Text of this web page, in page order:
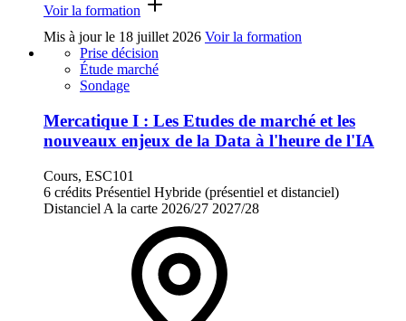
Voir la formation
Mis à jour le 18 juillet 2026 Voir la formation
Prise décision
Étude marché
Sondage
Mercatique I : Les Etudes de marché et les
nouveaux enjeux de la Data à l'heure de l'IA
Cours, ESC101
6 crédits Présentiel Hybride (présentiel et distanciel)
Distanciel A la carte 2026/27 2027/28